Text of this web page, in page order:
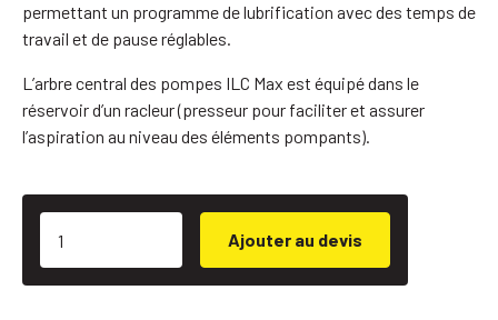
permettant un programme de lubrification avec des temps de
travail et de pause réglables.
L’arbre central des pompes ILC Max est équipé dans le
réservoir d’un racleur (presseur pour faciliter et assurer
l’aspiration au niveau des éléments pompants).
Ajouter au devis